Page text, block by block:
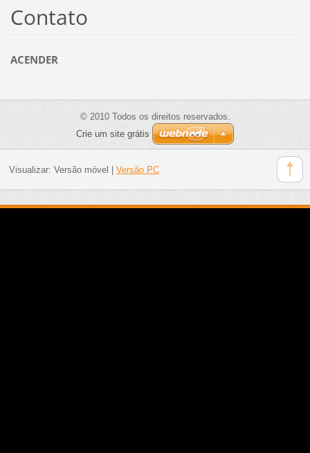
Contato
ACENDER
© 2010 Todos os direitos reservados.
Crie um site grátis
Visualizar: Versão móvel Versão PC